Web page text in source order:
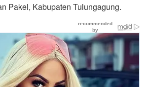
Pakel, Kabupaten Tulungagung.